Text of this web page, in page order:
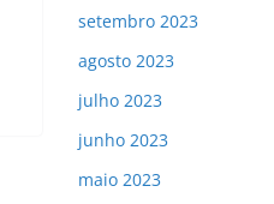
setembro 2023
agosto 2023
julho 2023
junho 2023
maio 2023